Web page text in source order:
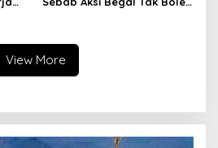
View More